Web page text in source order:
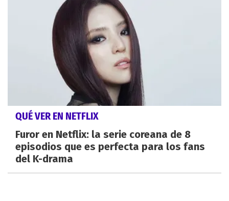
QUÉ VER EN NETFLIX
Furor en Netflix: la serie coreana de 8
episodios que es perfecta para los fans
del K-drama